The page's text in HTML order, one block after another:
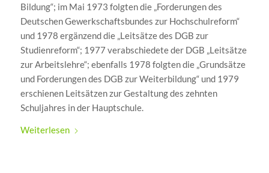
Bildung“; im Mai 1973 folgten die „Forderungen des
Deutschen Gewerkschaftsbundes zur Hochschulreform“
und 1978 ergänzend die „Leitsätze des DGB zur
Studienreform“; 1977 verabschiedete der DGB „Leitsätze
zur Arbeitslehre“; ebenfalls 1978 folgten die „Grundsätze
und Forderungen des DGB zur Weiterbildung“ und 1979
erschienen Leitsätzen zur Gestaltung des zehnten
Schuljahres in der Hauptschule.
Weiterlesen